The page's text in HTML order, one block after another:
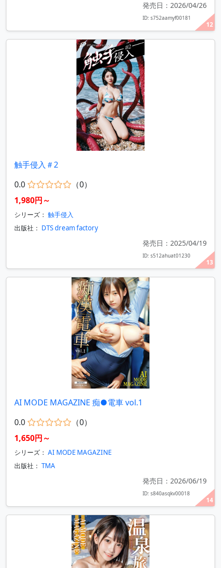
12
発売日：2026/04/26
ID: s752aamyf00181
13
触手侵入＃2
0.0
（0）
1,980円～
シリーズ： 触手侵入
出版社： DTS dream factory
発売日：2025/04/19
ID: s512ahuat01230
14
AI MODE MAGAZINE 痴●電車 vol.1
0.0
（0）
1,650円～
シリーズ： AI MODE MAGAZINE
出版社： TMA
発売日：2026/06/19
ID: s840asqkv00018